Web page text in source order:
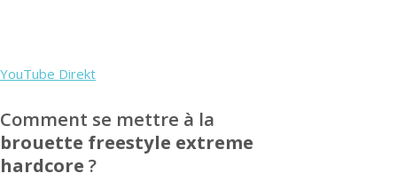
YouTube Direkt
Comment se mettre à la
brouette freestyle extreme
hardcore ?